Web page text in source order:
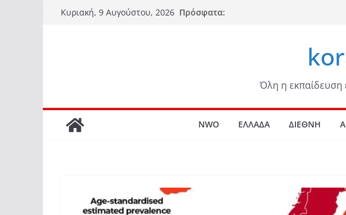
Μετάβαση
Κυριακή, 9 Αυγούστου, 2026 Πρόσφατα:
Όλη η εκπαίδευση
NWO ΕΛΛΑΔΑ ΔΙΕΘΝΗ